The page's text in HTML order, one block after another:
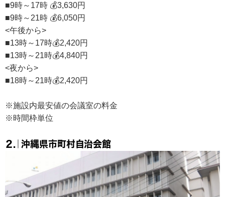
■9時～17時 💰3,630円
■9時～21時 💰6,050円
<午後から>
■13時～17時💰2,420円
■13時～21時💰4,840円
<夜から>
■18時～21時💰2,420円
※施設内最安値の会議室の料金
※時間枠単位
２.｜沖縄県市町村自治会館